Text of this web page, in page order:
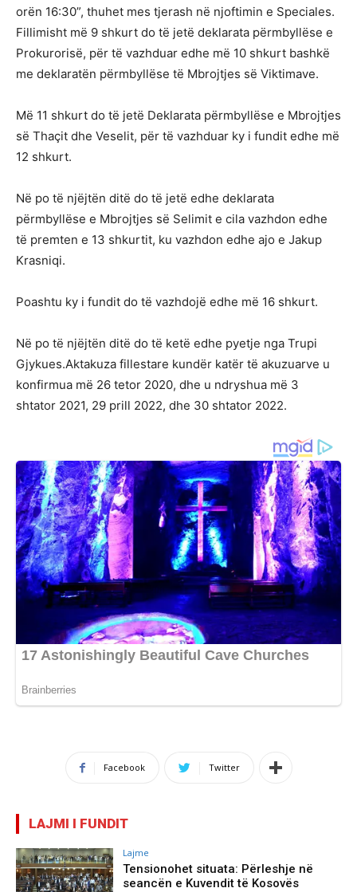
orën 16:30”, thuhet mes tjerash në njoftimin e Speciales.
Fillimisht më 9 shkurt do të jetë deklarata përmbyllëse e
Prokurorisë, për të vazhduar edhe më 10 shkurt bashkë
me deklaratën përmbyllëse të Mbrojtjes së Viktimave.
Më 11 shkurt do të jetë Deklarata përmbyllëse e Mbrojtjes
së Thaçit dhe Veselit, për të vazhduar ky i fundit edhe më
12 shkurt.
Në po të njëjtën ditë do të jetë edhe deklarata
përmbyllëse e Mbrojtjes së Selimit e cila vazhdon edhe
të premten e 13 shkurtit, ku vazhdon edhe ajo e Jakup
Krasniqi.
Poashtu ky i fundit do të vazhdojë edhe më 16 shkurt.
Në po të njëjtën ditë do të ketë edhe pyetje nga Trupi
Gjykues.Aktakuza fillestare kundër katër të akuzuarve u
konfirmua më 26 tetor 2020, dhe u ndryshua më 3
shtator 2021, 29 prill 2022, dhe 30 shtator 2022.
Facebook Twitter
LAJMI I FUNDIT
Lajme
Tensionohet situata: Përleshje në
seancën e Kuvendit të Kosovës